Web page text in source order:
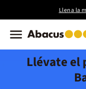
Llena la
Llévate el